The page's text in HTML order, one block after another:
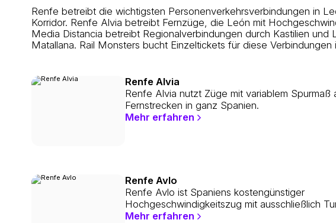
Renfe betreibt die wichtigsten Personenverkehrsverbindungen in
Korridor. Renfe Alvia betreibt Fernzüge, die León mit
Media Distancia betreibt Regionalverbindungen durch Kastilien
Matallana. Rail Monsters bucht Einzeltickets für diese
Renfe Alvia
Renfe Alvia nutzt Züge mit variablem Spurmaß
Fernstrecken in ganz Spanien.
Mehr erfahren
Renfe Avlo
Renfe Avlo ist Spaniens kostengünstiger
Hochgeschwindigkeitszug mit ausschließlich
Mehr erfahren